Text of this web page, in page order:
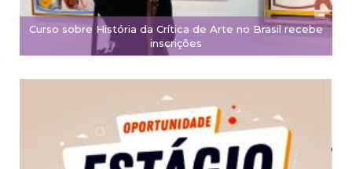
Curso sobre História da Crítica de Arte no Brasil recebe
inscrições